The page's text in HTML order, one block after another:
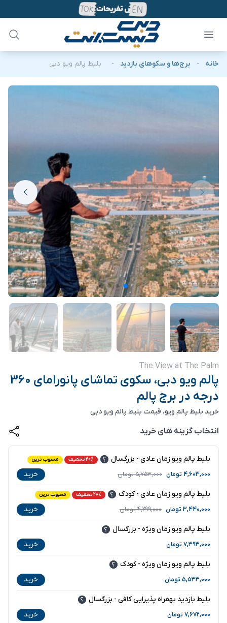
خانه - برج‌ها و سکوهای بازدید - بلیط پالم ویو دبی
The View at The Palm
پالم ویو دبی، سکوی تماشای پانورامای 360
درجه در برج پالم
خرید بلیط پالم ویو، قیمت بلیط پالم ویو دبی
انتخاب گزینه های خرید
بلیط پالم ویو زمان عادی - بزرگسال 20% تخفیف محبوب ترین
4,603,000 تومان 5,753,000تومان خرید
بلیط پالم ویو زمان عادی - کودک 20% تخفیف محبوب ترین
3,440,000 تومان 4,299,000تومان خرید
بلیط پالم ویو زمان ویژه - بزرگسال
7,393,000 تومان خرید
بلیط پالم ویو زمان ویژه - کودک
5,533,000 تومان خرید
بلیط بازدید بهمراه پذیرایی کافی - بزرگسال
7,672,000 تومان خرید